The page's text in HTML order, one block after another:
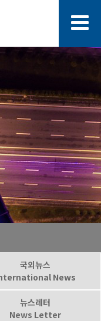
국외뉴스
News
뉴스레터
News Letter